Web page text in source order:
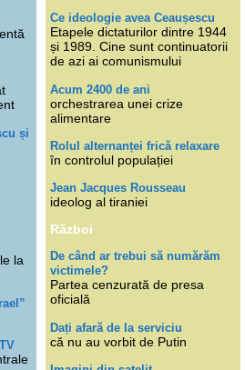
și
la
Ce ideologie avea Ceaușescu
Etapele dictaturilor dintre 1944
și 1989. Cine sunt continuatorii
de azi ai comunismului
Acum 2400 de ani
orchestrarea unei crize
alimentare
Rolul alternanței frică relaxare
în controlul populației
Jean Jacques Rousseau
ideolog al tiraniei
Război
De când ar trebui să numărăm
victimele?
Partea cenzurată de presa
oficială
Dați afară de la serviciu
că nu au vorbit de Putin